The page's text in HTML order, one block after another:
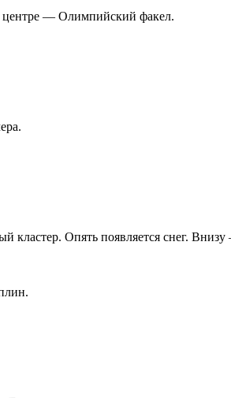
центре — Олимпийский факел.
кластер. Опять появляется снег.